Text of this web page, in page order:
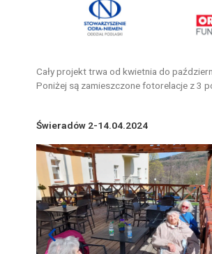
Cały projekt trwa od kwietnia do
Poniżej są zamieszczone fotorelacje z 3
Świeradów 2-14.04.2024